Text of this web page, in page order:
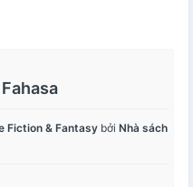
Fiction & Fantasy bởi Nhà sách